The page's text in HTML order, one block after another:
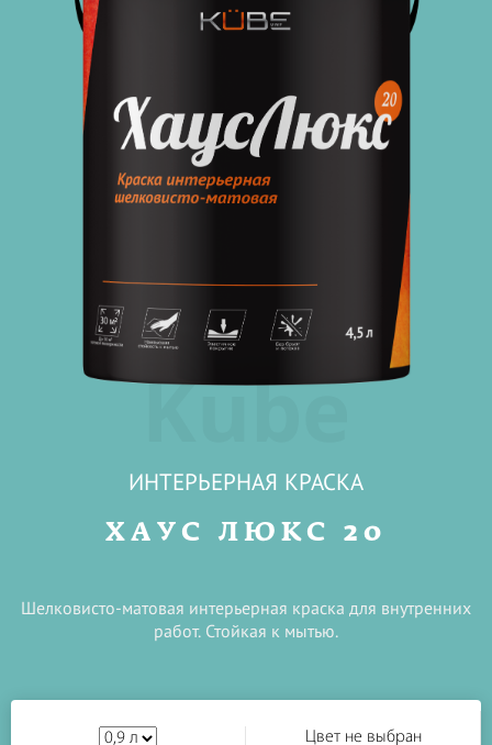
Kube
ИНТЕРЬЕРНАЯ КРАСКА
ХАУС ЛЮКС 20
Шелковисто-матовая интерьерная краска для внутренних
работ. Стойкая к мытью.
Цвет не выбран